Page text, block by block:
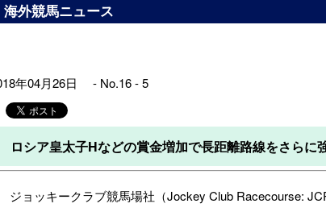
海外競馬ニュース
年04月26日 - No.16 - 5
ロシア皇太子Hなどの賞金増加で長距離路線をさらに
ジョッキークラブ競馬場社（Jockey Club Racecourse: